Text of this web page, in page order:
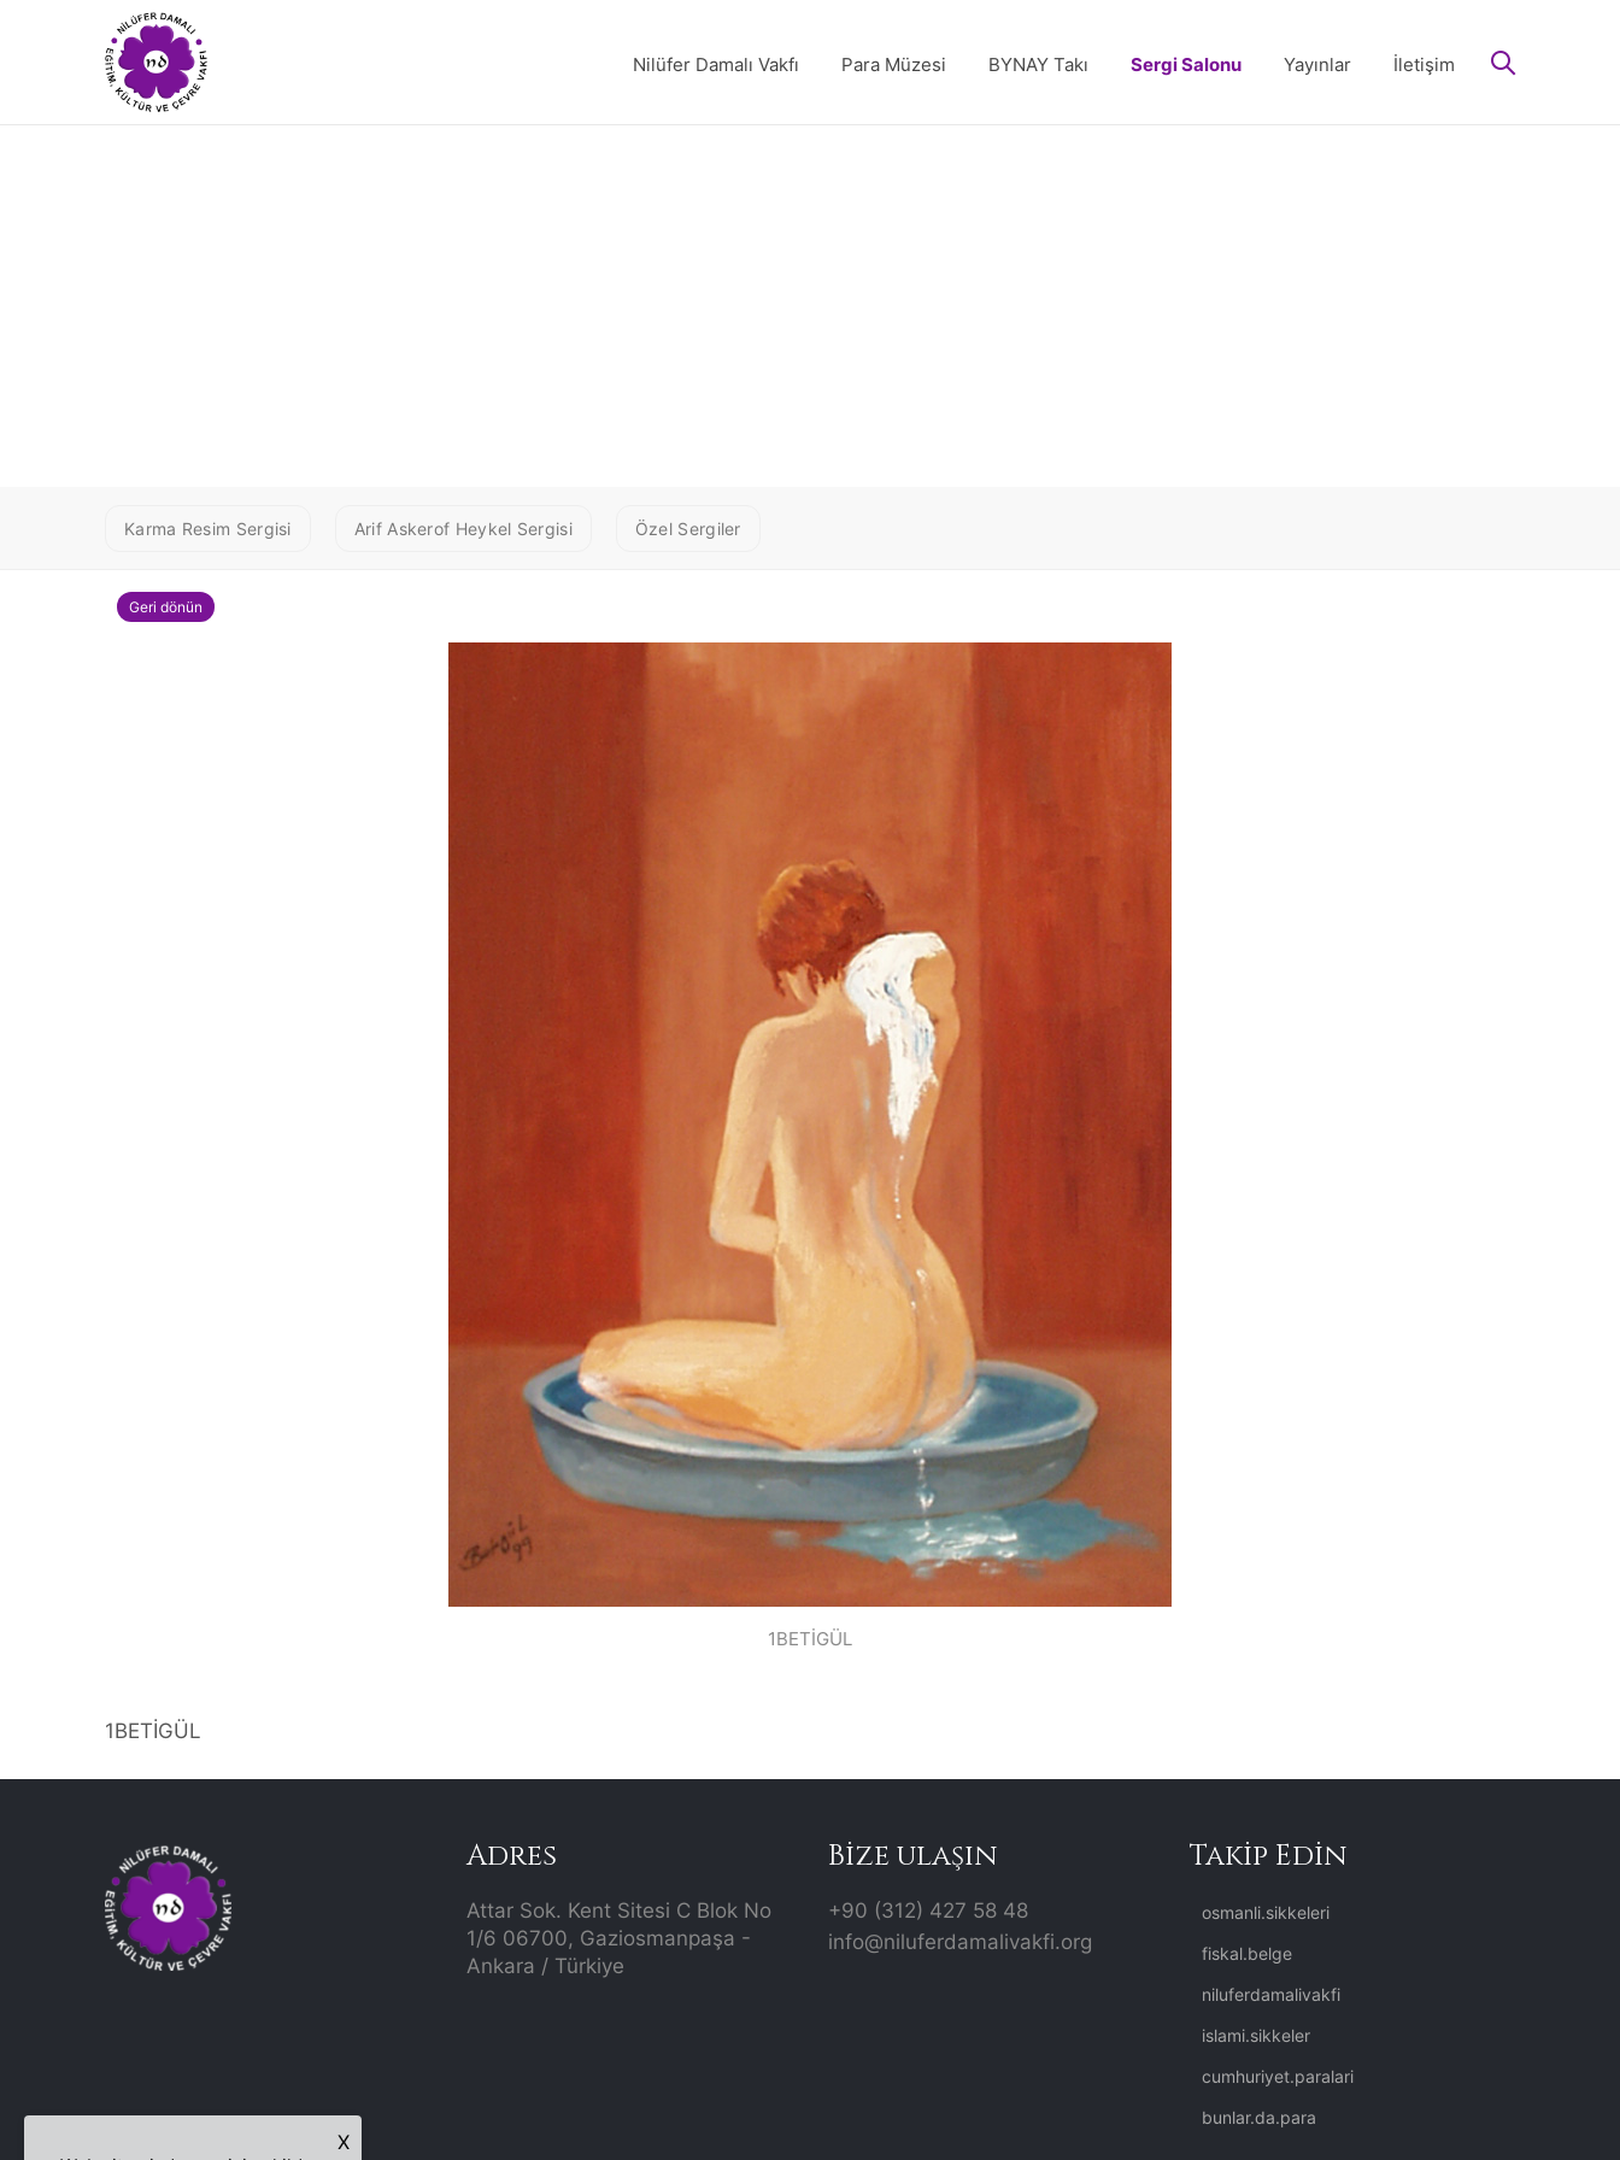
Nilüfer Damalı Vakfı Para Müzesi BYNAY Takı Sergi Salonu Yayınlar İletişim
Karma Resim Sergisi Arif Askerof Heykel Sergisi Özel Sergiler
Geri dönün
1BETİGÜL
1BETİGÜL
Adres
Attar Sok. Kent Sitesi C Blok No
1/6 06700, Gaziosmanpaşa -
Ankara / Türkiye
Bize ulaşın
+90 (312) 427 58 48
info@niluferdamalivakfi.org
Takip Edin
osmanli.sikkeleri
fiskal.belge
niluferdamalivakfi
islami.sikkeler
cumhuriyet.paralari
bunlar.da.para
X